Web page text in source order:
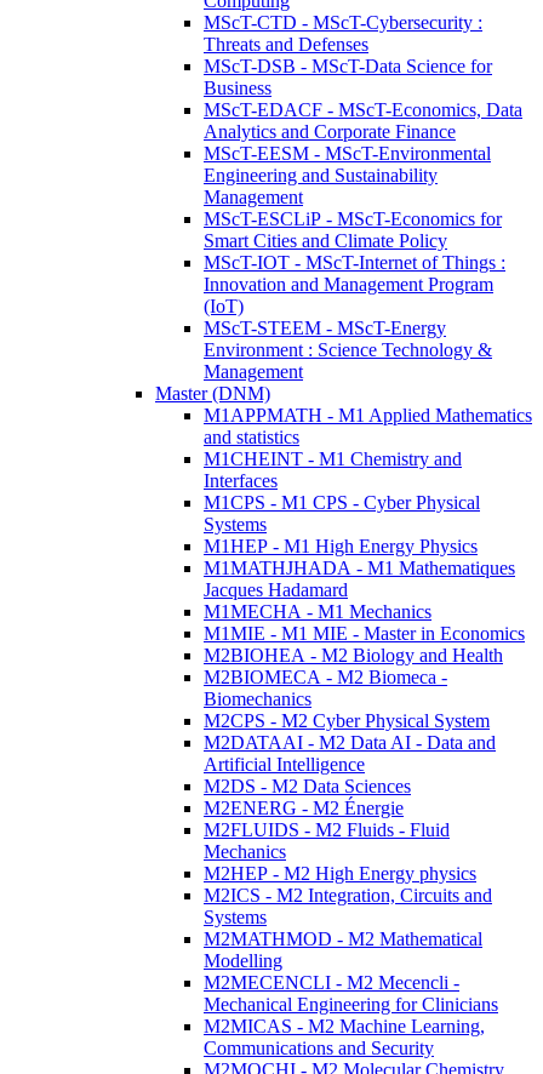
MScT-CTD - MScT-Cybersecurity :
Threats and Defenses
MScT-DSB - MScT-Data Science for
Business
MScT-EDACF - MScT-Economics, Data
Analytics and Corporate Finance
MScT-EESM - MScT-Environmental
Engineering and Sustainability
Management
MScT-ESCLiP - MScT-Economics for
Smart Cities and Climate Policy
MScT-IOT - MScT-Internet of Things :
Innovation and Management Program
(IoT)
MScT-STEEM - MScT-Energy
Environment : Science Technology &
Management
Master (DNM)
M1APPMATH - M1 Applied Mathematics
and statistics
M1CHEINT - M1 Chemistry and
Interfaces
M1CPS - M1 CPS - Cyber Physical
Systems
M1HEP - M1 High Energy Physics
M1MATHJHADA - M1 Mathematiques
Jacques Hadamard
M1MECHA - M1 Mechanics
M1MIE - M1 MIE - Master in Economics
M2BIOHEA - M2 Biology and Health
M2BIOMECA - M2 Biomeca -
Biomechanics
M2CPS - M2 Cyber Physical System
M2DATAAI - M2 Data AI - Data and
Artificial Intelligence
M2DS - M2 Data Sciences
M2ENERG - M2 Énergie
M2FLUIDS - M2 Fluids - Fluid
Mechanics
M2HEP - M2 High Energy physics
M2ICS - M2 Integration, Circuits and
Systems
M2MATHMOD - M2 Mathematical
Modelling
M2MECENCLI - M2 Mecencli -
Mechanical Engineering for Clinicians
M2MICAS - M2 Machine Learning,
Communications and Security
M2MOCHI - M2 Molecular Chemistry